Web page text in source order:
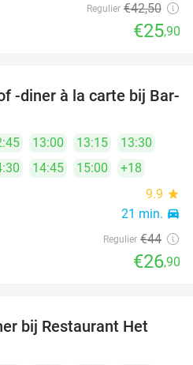
Regulier €42,50
€25,90
39%
-diner à la carte bij Bar-
13:00 13:15
13:30
14:45 15:00
+18
9.9 star
21 min. directions_car
Regulier €44
€26,90
30%
bij Restaurant Het